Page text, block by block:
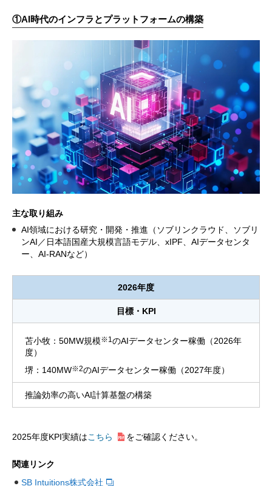
①AI時代のインフラとプラットフォームの構築
主な取り組み
AI領域における研究・開発・推進（ソブリンクラウド、ソブリ
ンAI／日本語国産大規模言語モデル、xIPF、AIデータセンタ
ー、AI-RANなど）
2026年度
目標・KPI
苫小牧：50MW規模※1のAIデータセンター稼働（2026年
度）
堺：140MW※2のAIデータセンター稼働（2027年度）
推論効率の高いAI計算基盤の構築
2025年度KPI実績はこちら をご確認ください。
関連リンク
SB Intuitions株式会社